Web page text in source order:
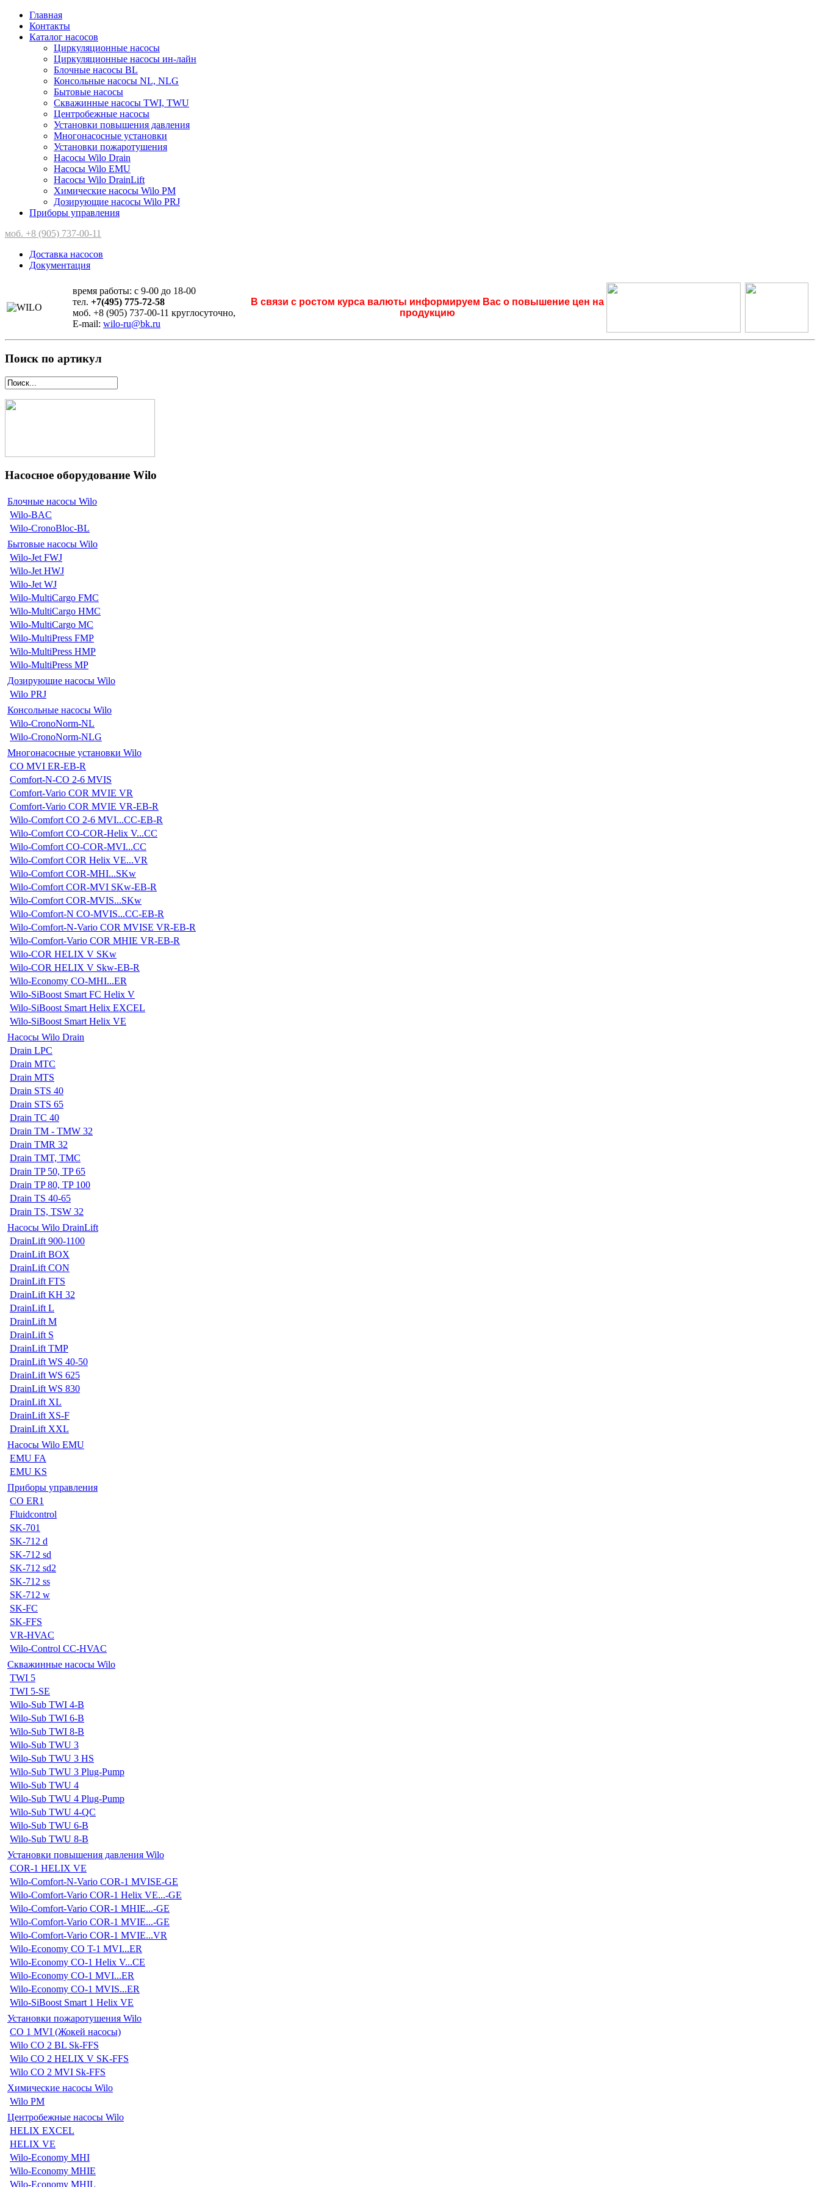
Главная
Контакты
Каталог насосов
Циркуляционные насосы
Циркуляционные насосы ин-лайн
Блочные насосы BL
Консольные насосы NL, NLG
Бытовые насосы
Скважинные насосы TWI, TWU
Центробежные насосы
Установки повышения давления
Многонасосные установки
Установки пожаротушения
Насосы Wilo Drain
Насосы Wilo EMU
Насосы Wilo DrainLift
Химические насосы Wilo PM
Дозирующие насосы Wilo PRJ
Приборы управления
моб. +8 (905) 737-00-11
Доставка насосов
Документация
время работы: с 9-00 до 18-00
тел. +7(495) 775-72-58
моб. +8 (905) 737-00-11 круглосуточно,
E-mail: wilo-ru@bk.ru
В связи с ростом курса валюты информируем Вас о повышение цен на
продукцию
Поиск по артикул
Насосное оборудование Wilo
Блочные насосы Wilo
Wilo-BAC
Wilo-CronoBloc-BL
Бытовые насосы Wilo
Wilo-Jet FWJ
Wilo-Jet HWJ
Wilo-Jet WJ
Wilo-MultiCargo FMC
Wilo-MultiCargo HMC
Wilo-MultiCargo MC
Wilo-MultiPress FMP
Wilo-MultiPress HMP
Wilo-MultiPress MP
Дозирующие насосы Wilo
Wilo PRJ
Консольные насосы Wilo
Wilo-CronoNorm-NL
Wilo-CronoNorm-NLG
Многонасосные установки Wilo
CO MVI ER-EB-R
Comfort-N-CO 2-6 MVIS
Comfort-Vario COR MVIE VR
Comfort-Vario COR MVIE VR-EB-R
Wilo-Comfort CO 2-6 MVI...CC-EB-R
Wilo-Comfort CO-COR-Helix V...CC
Wilo-Comfort CO-COR-MVI...CC
Wilo-Comfort COR Helix VE...VR
Wilo-Comfort COR-MHI...SKw
Wilo-Comfort COR-MVI SKw-EB-R
Wilo-Comfort COR-MVIS...SKw
Wilo-Comfort-N CO-MVIS...CC-EB-R
Wilo-Comfort-N-Vario COR MVISE VR-EB-R
Wilo-Comfort-Vario COR MHIE VR-EB-R
Wilo-COR HELIX V SKw
Wilo-COR HELIX V Skw-EB-R
Wilo-Economy CO-MHI...ER
Wilo-SiBoost Smart FC Helix V
Wilo-SiBoost Smart Helix EXCEL
Wilo-SiBoost Smart Helix VE
Насосы Wilo Drain
Drain LPC
Drain MTC
Drain MTS
Drain STS 40
Drain STS 65
Drain TC 40
Drain TM - TMW 32
Drain TMR 32
Drain TMT, TMC
Drain TP 50, TP 65
Drain TP 80, TP 100
Drain TS 40-65
Drain TS, TSW 32
Насосы Wilo DrainLift
DrainLift 900-1100
DrainLift BOX
DrainLift CON
DrainLift FTS
DrainLift KH 32
DrainLift L
DrainLift M
DrainLift S
DrainLift TMP
DrainLift WS 40-50
DrainLift WS 625
DrainLift WS 830
DrainLift XL
DrainLift XS-F
DrainLift XXL
Насосы Wilo EMU
EMU FA
EMU KS
Приборы управления
CO ER1
Fluidcontrol
SK-701
SK-712 d
SK-712 sd
SK-712 sd2
SK-712 ss
SK-712 w
SK-FC
SK-FFS
VR-HVAC
Wilo-Control CC-HVAC
Скважинные насосы Wilo
TWI 5
TWI 5-SE
Wilo-Sub TWI 4-B
Wilo-Sub TWI 6-B
Wilo-Sub TWI 8-B
Wilo-Sub TWU 3
Wilo-Sub TWU 3 HS
Wilo-Sub TWU 3 Plug-Pump
Wilo-Sub TWU 4
Wilo-Sub TWU 4 Plug-Pump
Wilo-Sub TWU 4-QC
Wilo-Sub TWU 6-B
Wilo-Sub TWU 8-B
Установки повышения давления Wilo
COR-1 HELIX VE
Wilo-Comfort-N-Vario COR-1 MVISE-GE
Wilo-Comfort-Vario COR-1 Helix VE...-GE
Wilo-Comfort-Vario COR-1 MHIE...-GE
Wilo-Comfort-Vario COR-1 MVIE...-GE
Wilo-Comfort-Vario COR-1 MVIE...VR
Wilo-Economy CO T-1 MVI...ER
Wilo-Economy CO-1 Helix V...CE
Wilo-Economy CO-1 MVI...ER
Wilo-Economy CO-1 MVIS...ER
Wilo-SiBoost Smart 1 Helix VE
Установки пожаротушения Wilo
CO 1 MVI (Жокей насосы)
Wilo CO 2 BL Sk-FFS
Wilo CO 2 HELIX V SK-FFS
Wilo CO 2 MVI Sk-FFS
Химические насосы Wilo
Wilo PM
Центробежные насосы Wilo
HELIX EXCEL
HELIX VE
Wilo-Economy MHI
Wilo-Economy MHIE
Wilo-Economy MHIL